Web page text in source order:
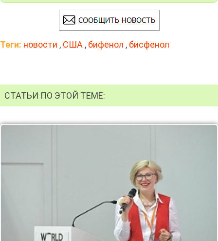
Теги: новости , США , бифенол , бисфенол
СТАТЬИ ПО ЭТОЙ ТЕМЕ: